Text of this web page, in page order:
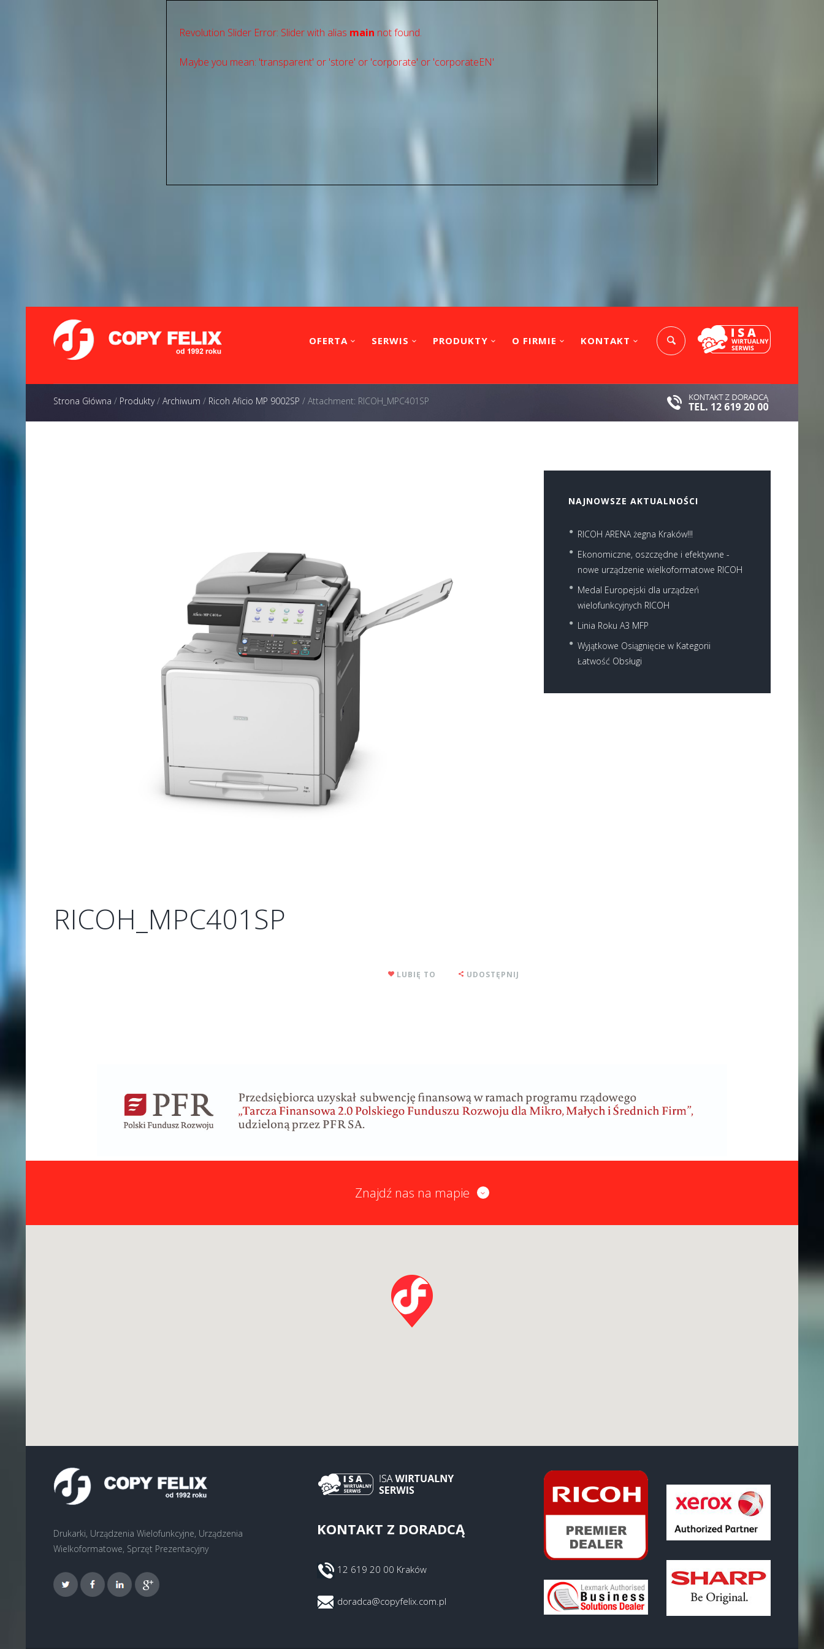
Revolution Slider Error: Slider with alias main not found.
Maybe you mean: 'transparent' or 'store' or 'сorporate' or 'corporateEN'
OFERTA SERWIS PRODUKTY O FIRMIE KONTAKT
Strona Główna / Produkty/ Archiwum / Ricoh Aficio MP 9002SP / Attachment: RICOH_MPC401SP
Next item
RICOH_MPC401SP
LUBIĘ TO UDOSTĘPNIJ
NAJNOWSZE AKTUALNOŚCI
RICOH ARENA żegna Kraków!!!
Ekonomiczne, oszczędne i efektywne -
nowe urządzenie wielkoformatowe RICOH
Medal Europejski dla urządzeń
wielofunkcyjnych RICOH
Linia Roku A3 MFP
Wyjątkowe Osiągnięcie w Kategorii
Łatwość Obsługi
Znajdź nas na mapie
Drukarki, Urządzenia Wielofunkcyjne, Urządzenia
Wielkoformatowe, Sprzęt Prezentacyjny
KONTAKT Z DORADCĄ
12 619 20 00 Kraków
doradca@copyfelix.com.pl